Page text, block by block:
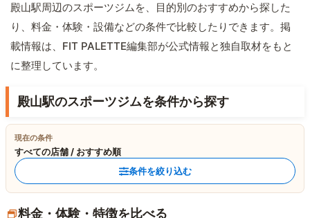
殿山駅周辺のスポーツジムを、目的別のおすすめから探した
り、料金・体験・設備などの条件で比較したりできます。掲
載情報は、FIT PALETTE編集部が公式情報と独自取材をもと
に整理しています。
殿山駅のスポーツジムを条件から探す
現在の条件
すべての店舗 / おすすめ順
条件を絞り込む
料金・体験・特徴を比べる